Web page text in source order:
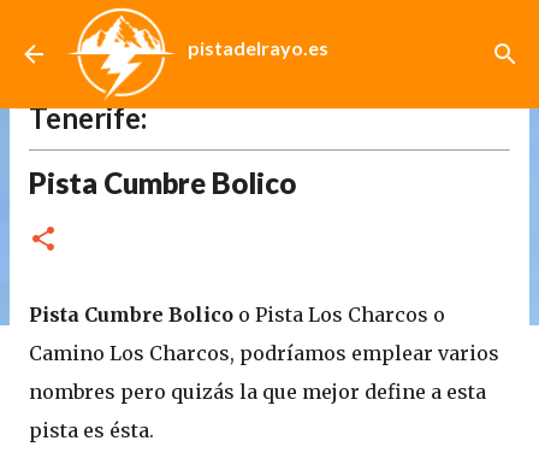
pistadelrayo.es
Catálogo de Pistas de los Montes de
Tenerife:
Pista Cumbre Bolico
Pista Cumbre Bolico o Pista Los Charcos o
Camino Los Charcos, podríamos emplear varios
nombres pero quizás la que mejor define a esta
pista es ésta.